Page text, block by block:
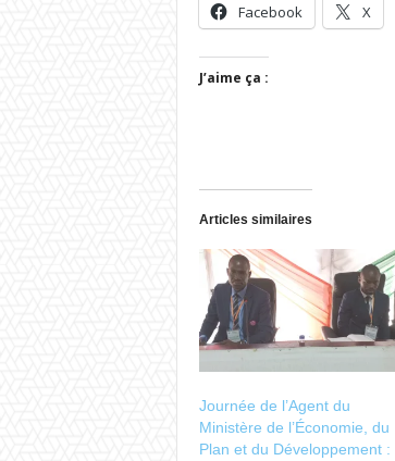
Facebook X
J’aime ça :
Articles similaires
Journée de l’Agent du
Ministère de l’Économie, du
Plan et du Développement :